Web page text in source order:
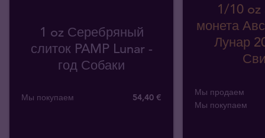
1 oz Серебряный
слиток PAMP Lunar -
год Собаки
Мы покупаем 54,40 €
1/10 oz
монета
Лунар
Мы продаем
Мы покупаем